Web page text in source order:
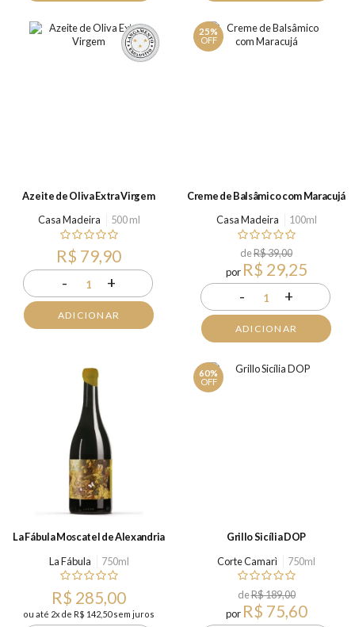
Azeite de Oliva Extra Virgem
Casa Madeira
500 ml
R$ 79,90
- 1 +
ADICIONAR
25%
OFF
Creme de Balsâmico com Maracujá
Casa Madeira
100ml
deR$ 39,00
por R$ 29,25
- 1 +
ADICIONAR
La Fábula Moscatel de Alexandria
La Fábula
750ml
R$ 285,00
ou até 2x de R$ 142,50 sem juros
60%
OFF
Grillo Sicília DOP
Corte Camarì
750ml
deR$ 189,00
por R$ 75,60